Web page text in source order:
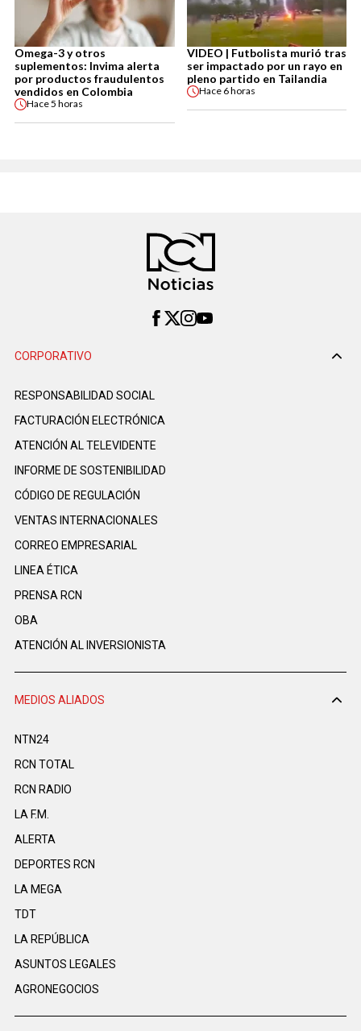
Omega-3 y otros
suplementos: Invima alerta
por productos fraudulentos
vendidos en Colombia
Hace5 horas
VIDEO | Futbolista murió tras
ser impactado por un rayo en
pleno partido en Tailandia
Hace 6 horas
CORPORATIVO
RESPONSABILIDAD SOCIAL
FACTURACIÓN ELECTRÓNICA
ATENCIÓN AL TELEVIDENTE
INFORME DE SOSTENIBILIDAD
CÓDIGO DE REGULACIÓN
VENTAS INTERNACIONALES
CORREO EMPRESARIAL
LINEA ÉTICA
PRENSA RCN
OBA
ATENCIÓN AL INVERSIONISTA
MEDIOS ALIADOS
NTN24
RCN TOTAL
RCN RADIO
LA F.M.
ALERTA
DEPORTES RCN
LA MEGA
TDT
LA REPÚBLICA
ASUNTOS LEGALES
AGRONEGOCIOS